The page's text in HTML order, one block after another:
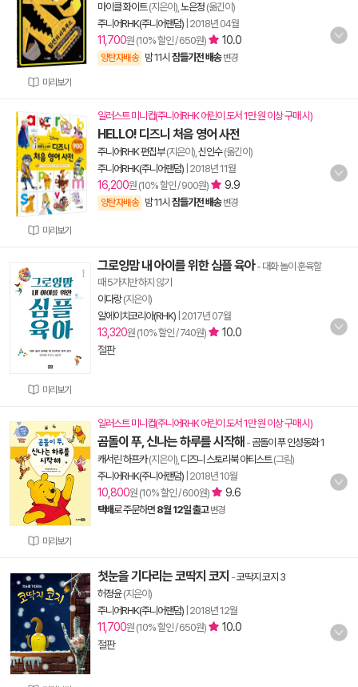
미리보기
마이클 화이트(지은이), 노은정 (옮긴이)
주니어RHK(주니어랜덤) 2018년 04월
11,700원 (10% 할인 / 650원) 10.0
양탄자배송 밤 11시 잠들기전 배송 변경
미리보기
일러스트 미니컵(주니어RHK 어린이 도서 1만 원 이상 구매 시)
HELLO! 디즈니 처음 영어 사전
주니어RHK 편집부(지은이), 신인수(옮긴이)
주니어RHK(주니어랜덤) 2018년 11월
16,200원 (10% 할인 / 900원) 9.9
양탄자배송 밤 11시 잠들기전 배송 변경
미리보기
그로잉맘 내 아이를 위한 심플 육아- 대화 놀이 훈육할
때 5가지만 하지 않기
이다랑(지은이)
알에이치코리아(RHK) 2017년 07월
13,320원 (10% 할인 / 740원)
10.0
절판
미리보기
일러스트 미니컵(주니어RHK 어린이 도서 1만 원 이상 구매 시)
곰돌이 푸, 신나는 하루를 시작해 -곰돌이 푸 인성동화 1
캐서린 하프카(지은이), 디즈니 스토리북 아티스트(그림)
주니어RHK(주니어랜덤) 2018년 10월
10,800원 (10% 할인 / 600원) 9.6
택배로 주문하면 8월 12일 출고 변경
첫눈을 기다리는 코딱지 코지 -코딱지 코지 3
허정윤(지은이)
주니어RHK(주니어랜덤) 2018년 12월
11,700원 (10% 할인 / 650원)
10.0
절판